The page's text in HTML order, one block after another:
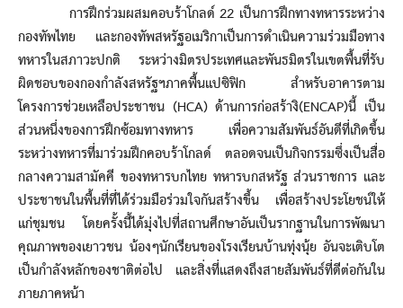
การฝึกร่วมผสมคอบร้าโกลด์ 22 เป็นการฝึกทางทหารระหว่าง
กองทัพไทย และกองทัพสหรัฐอเมริกาเป็นการดำเนินความร่วมมือทาง
ทหารในสภาวะปกติ ระหว่างมิตรประเทศและพันธมิตรในเขตพื้นที่รับ
ผิดชอบของกองกำลังสหรัฐฯภาคพื้นแปซิฟิก สำหรับอาคารตาม
โครงการช่วยเหลือประชาชน (HCA) ด้านการก่อสร้างิ(ENCAP)นี้ เป็น
ส่วนหนึ่งของการฝึกซ้อมทางทหาร เพื่อความสัมพันธ์อันดีที่เกิดขึ้น
ระหว่างทหารที่มาร่วมฝึกคอบร้าโกลด์ ตลอดจนเป็นกิจกรรมซึ่งเป็นสื่อ
กลางความสามัคคี ของทหารบกไทย ทหารบกสหรัฐ ส่วนราชการ และ
ประชาชนในพื้นที่ที่ได้ร่วมมือร่วมใจกันสร้างขึ้น เพื่อสร้างประโยชน์ให้
แก่ชุมชน โดยครั้งนี้ได้มุ่งไปที่สถานศึกษาอันเป็นรากฐานในการพัฒนา
คุณภาพของเยาวชน น้องๆนักเรียนของโรงเรียนบ้านทุ่งนุ้ย อันจะเติบโต
เป็นกำลังหลักของชาติต่อไป และสิ่งที่แสดงถึงสายสัมพันธ์ที่ดีต่อกันใน
ภายภาคหน้า